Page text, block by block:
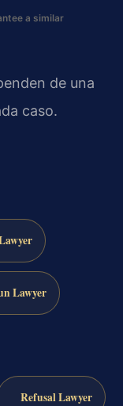
a similar
de una
caso.
Lawyer
Refusal Lawyer